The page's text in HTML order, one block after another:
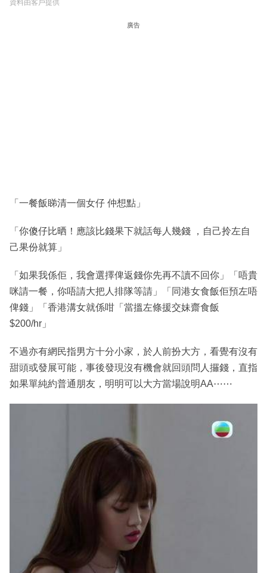
資料由客戶提供
廣告
「一餐飯睇清一個女仔 仲想點」
「你傻仔比晒！應該比錢果下就話每人幾錢 ，自己拎左自
己果份就算」
「如果我係佢，我會選擇俾返錢你先再不讀不回你」「唔貴
咪請一餐，你唔請大把人排隊等請」「同港女食飯佢預左唔
俾錢」「香港溝女就係咁「當搵左條援交妹齋食飯
$200/hr」
不過亦有網民指男方十分小家，於人前扮大方，看覺有沒有
甜頭或發展可能，事後發現沒有機會就回頭問人攞錢，直指
如果單純約普通朋友，明明可以大方當場說明AA⋯⋯